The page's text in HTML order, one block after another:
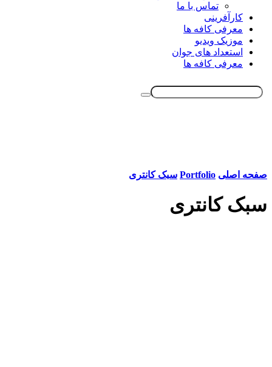
تماس با ما
کارآفرینی
معرفی کافه ها
موزیک ویدیو
استعداد های جوان
معرفی کافه ها
صفحه اصلی Portfolio سبک کانتری
سبک کانتری